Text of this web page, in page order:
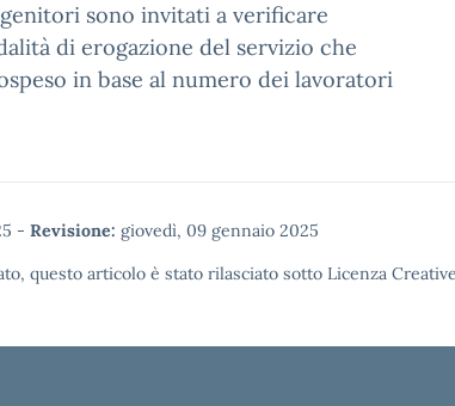
sono invitati a verificare
di erogazione del servizio che
in base al numero dei lavoratori
- Revisione: giovedì, 09 gennaio 2025
questo articolo è stato rilasciato sotto Licenza